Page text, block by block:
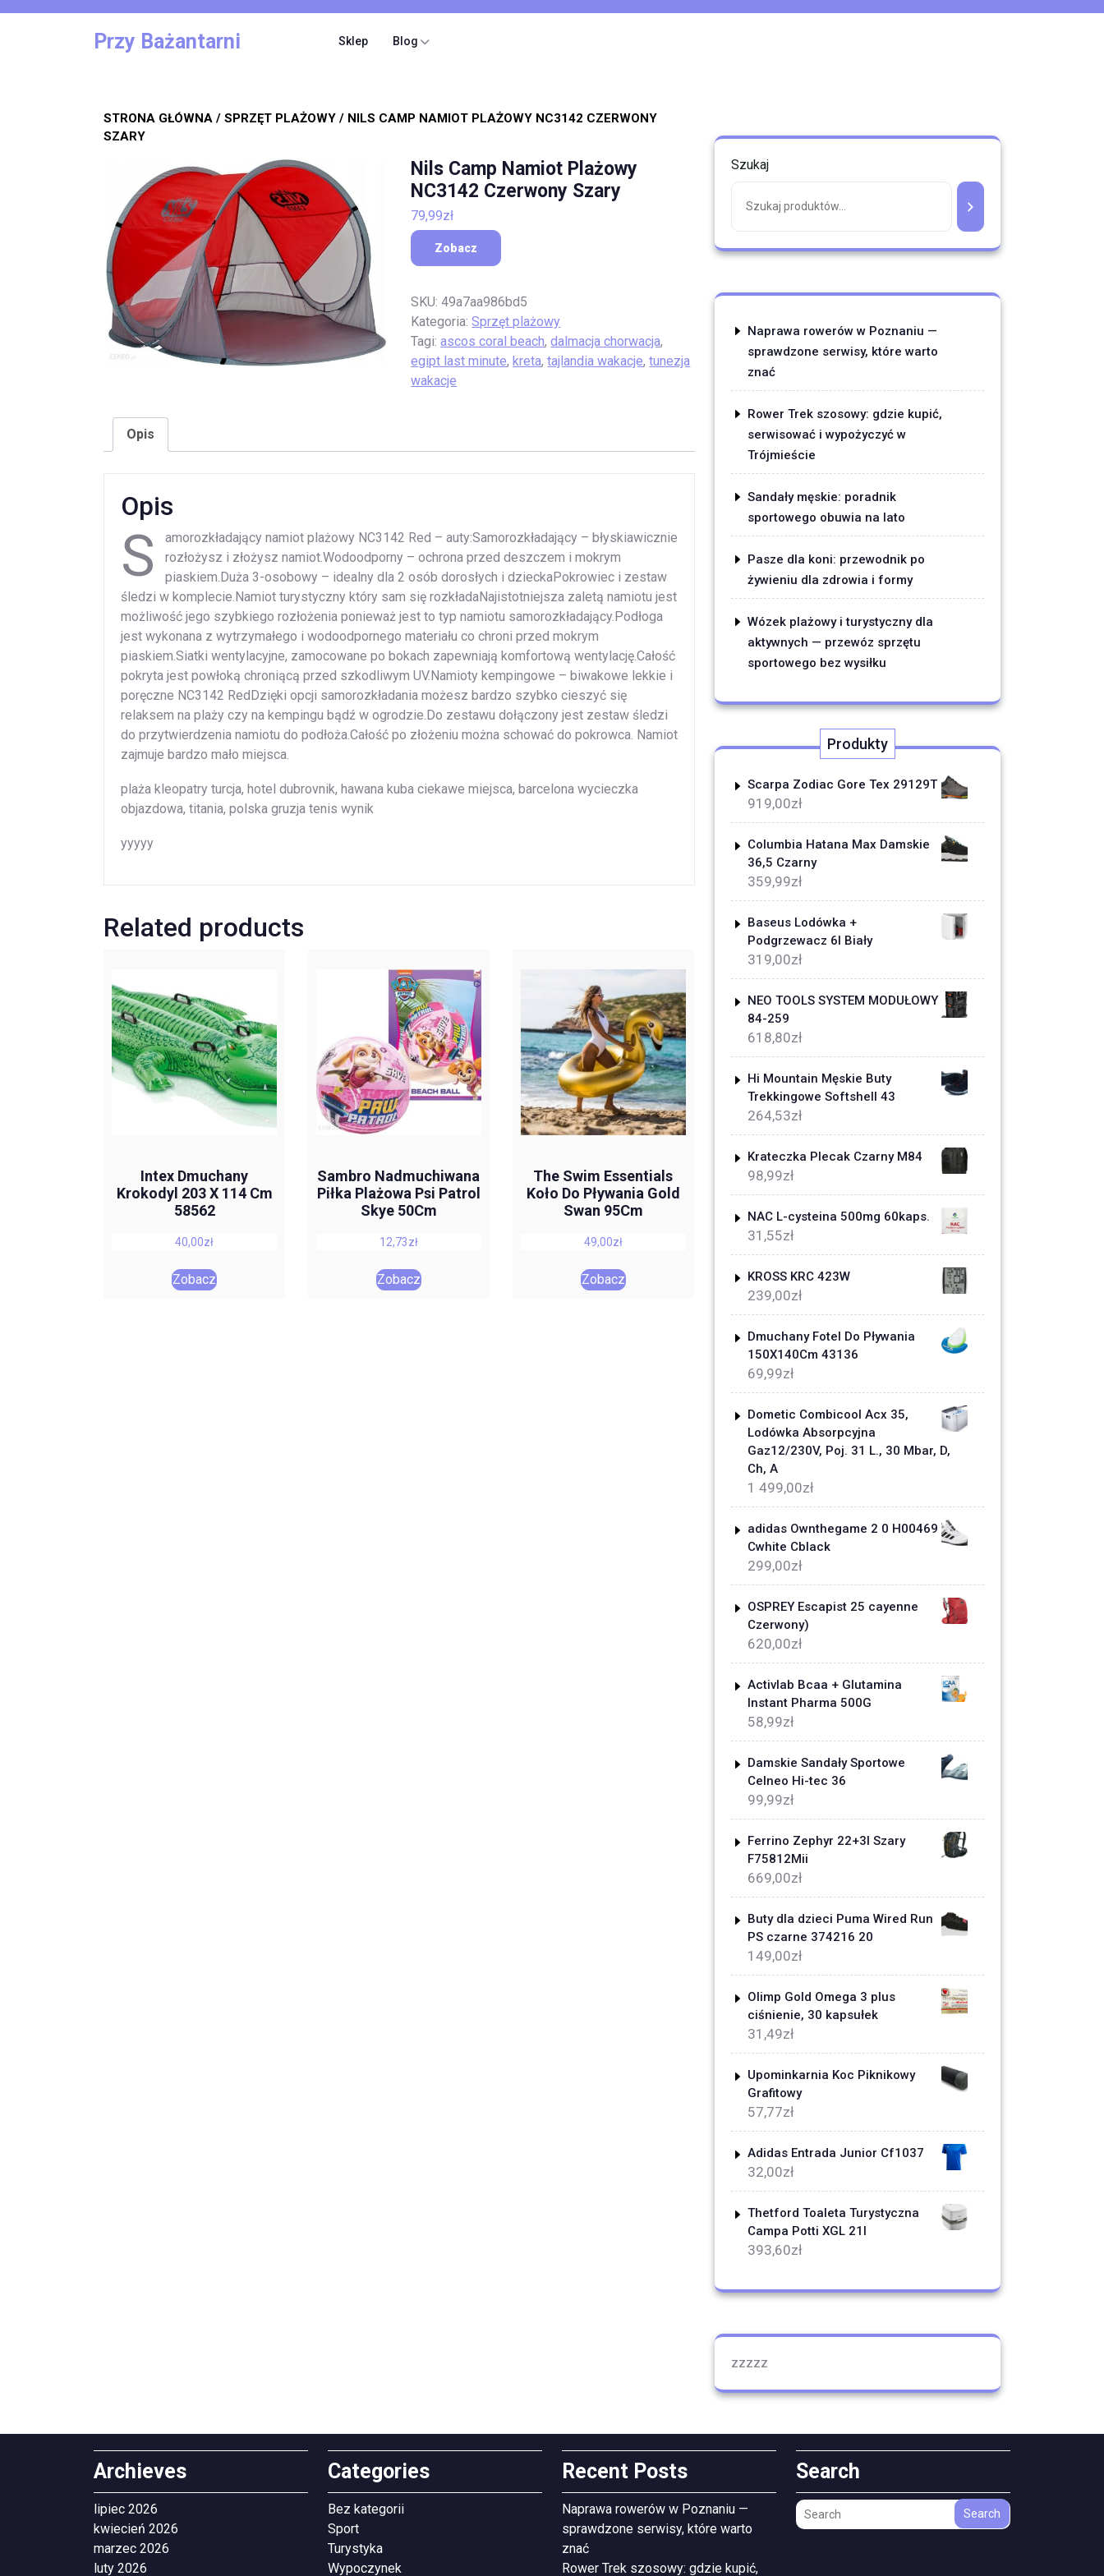
Przy Bażantarni Sklep Blog
STRONA GŁÓWNA / SPRZĘT PLAŻOWY / NILS CAMP NAMIOT PLAŻOWY NC3142 CZERWONY
SZARY
Nils Camp Namiot Plażowy
NC3142 Czerwony Szary
79,99zł
Zobacz
SKU:49a7aa986bd5
Kategoria:Sprzęt plażowy
Tagi:ascos coral beach,dalmacja chorwacja,
egipt last minute,kreta,tajlandia wakacje,tunezja
wakacje
Opis
Opis
S
amorozkładający namiot plażowy NC3142 Red – auty:Samorozkładający – błyskiawicznie
rozłożysz i złożysz namiot.Wodoodporny – ochrona przed deszczem i mokrym
piaskiem.Duża 3-osobowy – idealny dla 2 osób dorosłych i dzieckaPokrowiec i zestaw
śledzi w komplecie.Namiot turystyczny który sam się rozkładaNajistotniejsza zaletą namiotu jest
możliwość jego szybkiego rozłożenia ponieważ jest to typ namiotu samorozkładający.Podłoga
jest wykonana z wytrzymałego i wodoodpornego materiału co chroni przed mokrym
piaskiem.Siatki wentylacyjne, zamocowane po bokach zapewniają komfortową wentylację.Całość
pokryta jest powłoką chroniącą przed szkodliwym UV.Namioty kempingowe – biwakowe lekkie i
poręczne NC3142 RedDzięki opcji samorozkładania możesz bardzo szybko cieszyć się
relaksem na plaży czy na kempingu bądź w ogrodzie.Do zestawu dołączony jest zestaw śledzi
do przytwierdzenia namiotu do podłoża.Całość po złożeniu można schować do pokrowca. Namiot
zajmuje bardzo mało miejsca.
plaża kleopatry turcja, hotel dubrovnik, hawana kuba ciekawe miejsca, barcelona wycieczka
objazdowa, titania, polska gruzja tenis wynik
yyyyy
Related products
Intex Dmuchany
Krokodyl 203 X 114 Cm
58562
40,00zł
Zobacz
Sambro Nadmuchiwana
Piłka Plażowa Psi Patrol
Skye 50Cm
12,73zł
Zobacz
The Swim Essentials
Koło Do Pływania Gold
Swan 95Cm
49,00zł
Zobacz
Szukaj
Naprawa rowerów w Poznaniu —
sprawdzone serwisy, które warto
znać
Rower Trek szosowy: gdzie kupić,
serwisować i wypożyczyć w
Trójmieście
Sandały męskie: poradnik
sportowego obuwia na lato
Pasze dla koni: przewodnik po
żywieniu dla zdrowia i formy
Wózek plażowy i turystyczny dla
aktywnych — przewóz sprzętu
sportowego bez wysiłku
Produkty
Scarpa Zodiac Gore Tex 29129T
919,00zł
Columbia Hatana Max Damskie
36,5 Czarny
359,99zł
Baseus Lodówka +
Podgrzewacz 6l Biały
319,00zł
NEO TOOLS SYSTEM MODUŁOWY
84-259
618,80zł
Hi Mountain Męskie Buty
Trekkingowe Softshell 43
264,53zł
Krateczka Plecak Czarny M84
98,99zł
NAC L-cysteina 500mg 60kaps.
31,55zł
KROSS KRC 423W
239,00zł
Dmuchany Fotel Do Pływania
150X140Cm 43136
69,99zł
Dometic Combicool Acx 35,
Lodówka Absorpcyjna
Gaz12/230V, Poj. 31 L., 30 Mbar, D,
Ch, A
1 499,00zł
adidas Ownthegame 2 0 H00469
Cwhite Cblack
299,00zł
OSPREY Escapist 25 cayenne
Czerwony)
620,00zł
Activlab Bcaa + Glutamina
Instant Pharma 500G
58,99zł
Damskie Sandały Sportowe
Celneo Hi-tec 36
99,99zł
Ferrino Zephyr 22+3l Szary
F75812Mii
669,00zł
Buty dla dzieci Puma Wired Run
PS czarne 374216 20
149,00zł
Olimp Gold Omega 3 plus
ciśnienie, 30 kapsułek
31,49zł
Upominkarnia Koc Piknikowy
Grafitowy
57,77zł
Adidas Entrada Junior Cf1037
32,00zł
Thetford Toaleta Turystyczna
Campa Potti XGL 21l
393,60zł
zzzzz
Archieves
lipiec 2026
kwiecień 2026
marzec 2026
luty 2026
Categories
Bez kategorii
Sport
Turystyka
Wypoczynek
Recent Posts
Naprawa rowerów w Poznaniu —
sprawdzone serwisy, które warto
znać
Rower Trek szosowy: gdzie kupić,
Search
Search